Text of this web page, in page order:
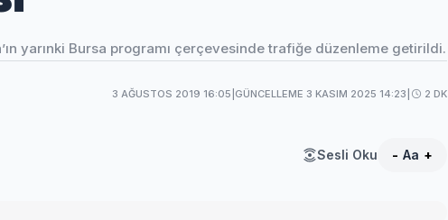
yarınki Bursa programı çerçevesinde trafiğe düzenleme getirildi.
3 AĞUSTOS 2019 16:05 GÜNCELLEME 3 KASIM 2025 14:23 2 DK
Sesli Oku - Aa +